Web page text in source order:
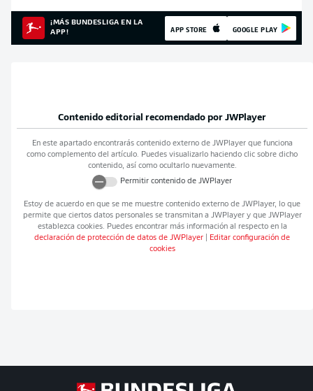
¡MÁS BUNDESLIGA EN LA
APP!
APP STORE GOOGLE PLAY
Contenido editorial recomendado por JWPlayer
En este apartado encontrarás contenido externo de JWPlayerque funciona
como complemento del artículo. Puedes visualizarlo haciendo clic sobre dicho
contenido, así como ocultarlo nuevamente.
Permitir contenido de JWPlayer
Estoy de acuerdo en que se me muestre contenido externo de JWPlayer, lo que
permite que ciertos datos personales se transmitan a JWPlayery que JWPlayer
establezca cookies. Puedes encontrar más información al respecto en la
declaración de protección de datos de JWPlayer
Editar configuración de
cookies